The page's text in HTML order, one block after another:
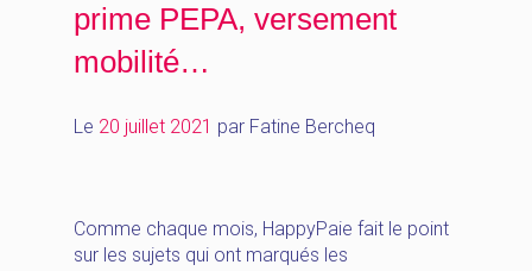
prime PEPA, versement
mobilité…
Le 20 juillet 2021 par Fatine Bercheq
Comme chaque mois, HappyPaie fait le point
sur les sujets qui ont marqués les